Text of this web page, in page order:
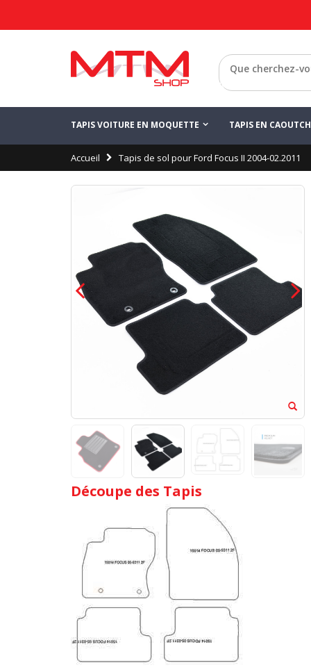
Retour
TAPIS VOITURE EN MOQUETTE TAPIS EN
Accueil Tapis de sol pour Ford Focus II 2004-02.2011
Découpe des Tapis